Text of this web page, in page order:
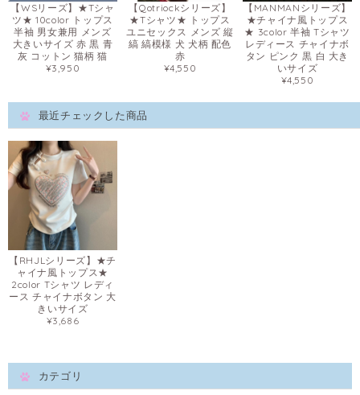
【WSリーズ】★Tシャ
ツ★ 10color トップス
半袖 男女兼用 メンズ
大きいサイズ 赤 黒 青
灰 コットン 猫柄 猫
¥3,950
【Qotriockシリーズ】
★Tシャツ★ トップス
ユニセックス メンズ 縦
縞 縞模様 犬 犬柄 配色
赤
¥4,550
【MANMANシリーズ】
★チャイナ風トップス
★ 3color 半袖 Tシャツ
レディース チャイナボ
タン ピンク 黒 白 大き
いサイズ
¥4,550
最近チェックした商品
【RHJLシリーズ】★チ
ャイナ風トップス★
2color Tシャツ レディ
ース チャイナボタン 大
きいサイズ
¥3,686
カテゴリ